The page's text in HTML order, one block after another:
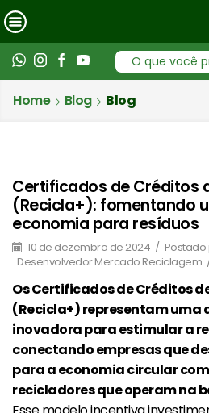
Home Blog Blog
Certificados de Créditos
(Recicla+): fomentando
economia para resíduos
10 de dezembro de 2024 / Postado
Desenvolvedor Mercado Reciclagem
Os Certificados de Créditos
(Recicla+) representam uma
inovadora para estimular a
conectando empresas que
para a economia circular
recicladores que operam na